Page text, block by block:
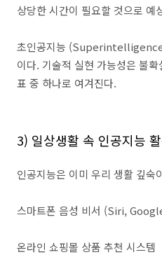
상당한 시간이 필요할 것으로 예
초인공지능
이다. 기술적 실현 가능성은 불확
표 중 하나로 여겨진다.
3) 일상생활 속 인공지능
인공지능은 이미 우리 생활 깊숙
스마트폰 음성 비서 (Siri,
온라인 쇼핑몰 상품 추천 시스템